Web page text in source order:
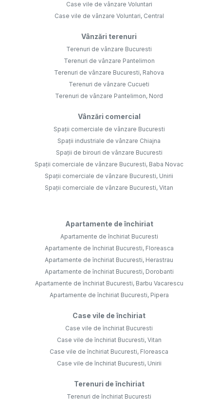
Case vile de vânzare Voluntari
Case vile de vânzare Voluntari, Central
Vânzări terenuri
Terenuri de vânzare Bucuresti
Terenuri de vânzare Pantelimon
Terenuri de vânzare Bucuresti, Rahova
Terenuri de vânzare Cucueti
Terenuri de vânzare Pantelimon, Nord
Vânzări comercial
Spații comerciale de vânzare Bucuresti
Spații industriale de vânzare Chiajna
Spații de birouri de vânzare Bucuresti
Spații comerciale de vânzare Bucuresti, Baba Novac
Spații comerciale de vânzare Bucuresti, Unirii
Spații comerciale de vânzare Bucuresti, Vitan
Apartamente de închiriat
Apartamente de închiriat Bucuresti
Apartamente de închiriat Bucuresti, Floreasca
Apartamente de închiriat Bucuresti, Herastrau
Apartamente de închiriat Bucuresti, Dorobanti
Apartamente de închiriat Bucuresti, Barbu Vacarescu
Apartamente de închiriat Bucuresti, Pipera
Case vile de închiriat
Case vile de închiriat Bucuresti
Case vile de închiriat Bucuresti, Vitan
Case vile de închiriat Bucuresti, Floreasca
Case vile de închiriat Bucuresti, Unirii
Terenuri de închiriat
Terenuri de închiriat Bucuresti